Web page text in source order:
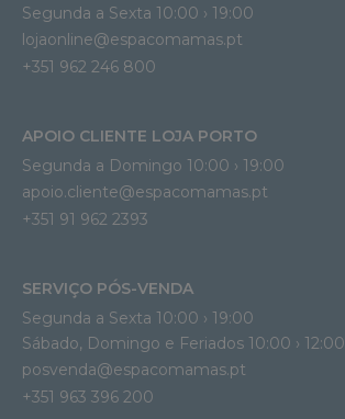
Segunda a Sexta 10:00 › 19:00
lojaonline@espacomamas.pt
+351 962 246 800
APOIO CLIENTE LOJA PORTO
Segunda a Domingo 10:00 › 19:00
apoio.cliente@espacomamas.pt
+351 91 962 2393
SERVIÇO PÓS-VENDA
Segunda a Sexta 10:00 › 19:00
Sábado, Domingo e Feriados 10:00 › 12:00
posvenda@espacomamas.pt
+351 963 396 200